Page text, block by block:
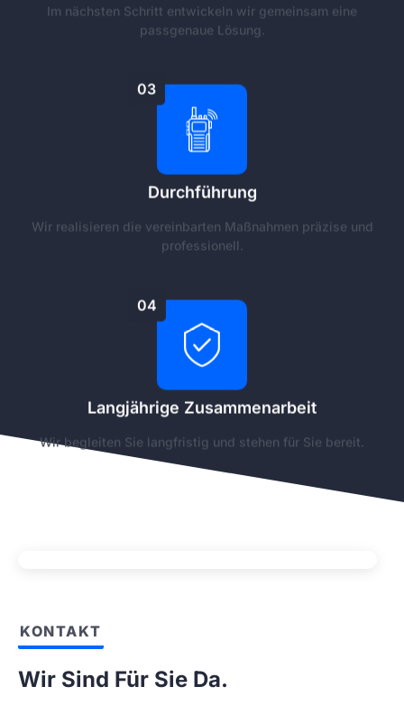
Im nächsten Schritt entwickeln wir gemeinsam eine
passgenaue Lösung.
03
Durchführung
Wir realisieren die vereinbarten Maßnahmen präzise und
professionell.
04
Langjährige Zusammenarbeit
Wir begleiten Sie langfristig und stehen für Sie bereit.
KONTAKT
Wir Sind Für Sie Da.